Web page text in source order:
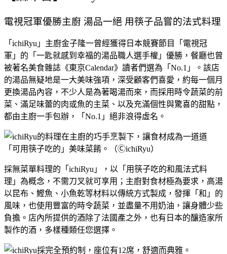
電視冠軍優勝主廚 湯品一絕 用筷子品嘗的法式料理
「ichiRyu」主廚金子隆一曾經獲得日本競賽節目「電視冠
軍」的「一匙就感到幸福的湯品職人選手權」優勝，餐廳也曾
被著名美食雜誌《東京Calendar》讀者們選為「No.1」。該店
的湯品無疑地是一大美味強項，深受顧客們喜愛，約每一個月
更換湯品內容，不少人是為著喝湯而來，而採用時令蔬菜的前
菜、滿足味蕾的肉或魚的主菜、以及充滿個性與驚喜的甜點，
都由主廚一手包辦，「No.1」絕非浪得虛名。
採無菜單料理的「ichiRyu」，以「用筷子吃的和風法式料
理」為概念，不需刀叉就可享用；主廚對食材極為要求，高湯
以昆布、鰹魚、小魚乾等材料以傳統方式製成，發揮「和」的
風味，也使用豐富的時令蔬菜，並盡量不用奶油，讓身體少些
負擔。店內所提供的酒除了法國產之外，也有日本的釀造家所
製作的酒，多樣種類任您選擇。